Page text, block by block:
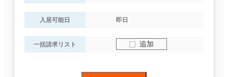
入居可能日 即日
一括請求リスト 追加